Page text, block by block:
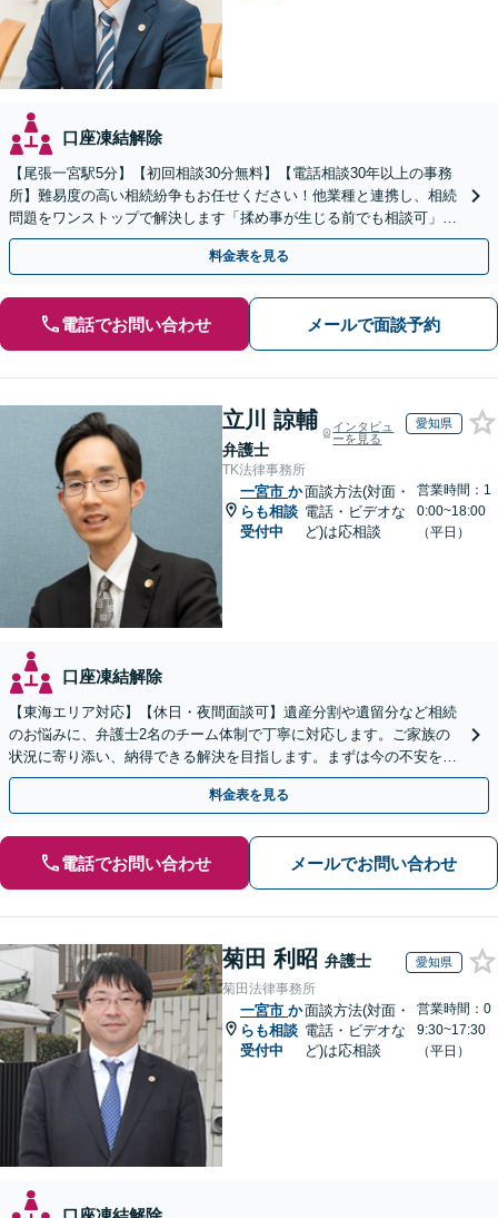
口座凍結解除
【尾張一宮駅5分】【初回相談30分無料】【電話相談30年以上の事務
所】難易度の高い相続紛争もお任せください！他業種と連携し、相続
問題をワンストップで解決します「揉め事が生じる前でも相談可」
【分割払い対応】【完全個室制】【休日夜間相談可】
料金表を見る
電話でお問い合わせ メールで面談予約
立川 諒輔
弁護士
インタビュ
ーを見る
愛知県
TK法律事務所
一宮市 か
らも相談
受付中
面談方法(対面・
電話・ビデオな
ど)は応相談
営業時間：1
0:00~18:00
（平日）
口座凍結解除
【東海エリア対応】【休日・夜間面談可】遺産分割や遺留分など相続
のお悩みに、弁護士2名のチーム体制で丁寧に対応します。ご家族の
状況に寄り添い、納得できる解決を目指します。まずは今の不安をお
聞かせください【メール・WEB相談可】
料金表を見る
電話でお問い合わせ メールでお問い合わせ
菊田 利昭 弁護士 愛知県
菊田法律事務所
一宮市 か
らも相談
受付中
面談方法(対面・
電話・ビデオな
ど)は応相談
営業時間：0
9:30~17:30
（平日）